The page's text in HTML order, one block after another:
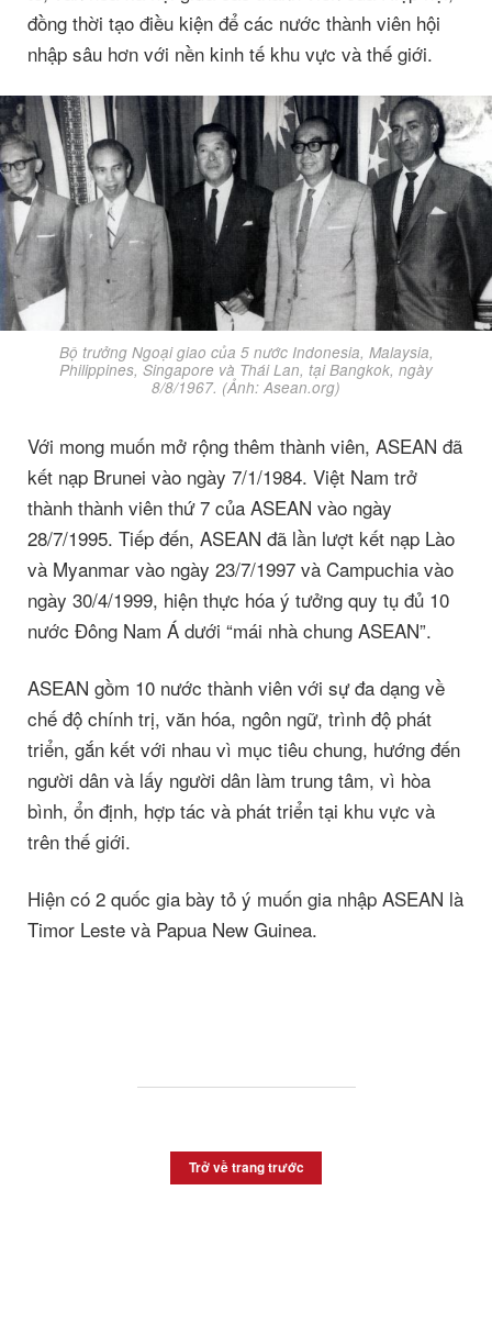
đồng thời tạo điều kiện để các nước thành viên hội
nhập sâu hơn với nền kinh tế khu vực và thế giới.
Bộ trưởng Ngoại giao của 5 nước Indonesia, Malaysia,
Philippines, Singapore và Thái Lan, tại Bangkok, ngày
8/8/1967. (Ảnh: Asean.org)
Với mong muốn mở rộng thêm thành viên, ASEAN đã
kết nạp Brunei vào ngày 7/1/1984. Việt Nam trở
thành thành viên thứ 7 của ASEAN vào ngày
28/7/1995. Tiếp đến, ASEAN đã lần lượt kết nạp Lào
và Myanmar vào ngày 23/7/1997 và Campuchia vào
ngày 30/4/1999, hiện thực hóa ý tưởng quy tụ đủ 10
nước Đông Nam Á dưới “mái nhà chung ASEAN”.
ASEAN gồm 10 nước thành viên với sự đa dạng về
chế độ chính trị, văn hóa, ngôn ngữ, trình độ phát
triển, gắn kết với nhau vì mục tiêu chung, hướng đến
người dân và lấy người dân làm trung tâm, vì hòa
bình, ổn định, hợp tác và phát triển tại khu vực và
trên thế giới.
Hiện có 2 quốc gia bày tỏ ý muốn gia nhập ASEAN là
Timor Leste và Papua New Guinea.
Trở về trang trước